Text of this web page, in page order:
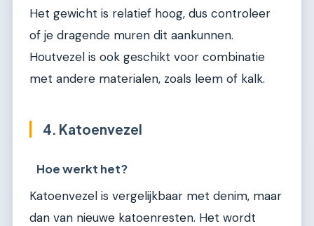
Het gewicht is relatief hoog, dus controleer
of je dragende muren dit aankunnen.
Houtvezel is ook geschikt voor combinatie
met andere materialen, zoals leem of kalk.
4. Katoenvezel
Hoe werkt het?
Katoenvezel is vergelijkbaar met denim, maar
dan van nieuwe katoenresten. Het wordt